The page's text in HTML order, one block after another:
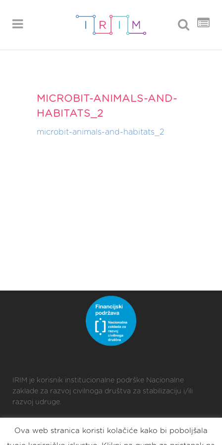
MICROBIT-ANIMALS-AND-
HABITATS_2
microbit-animals-and-habitats_2
IRIM je korisnik institucionalne podrške Nacionalne
zaklade za razvoj civilnoga društva za stabilizaciju i/ili
razvoj udruge.
Ova web stranica koristi kolačiće kako bi poboljšala